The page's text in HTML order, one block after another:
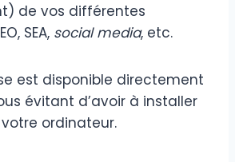
de vos différentes
SEA, social media, etc.
est disponible directement
évitant d’avoir à installer
ordinateur.